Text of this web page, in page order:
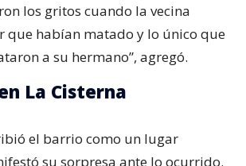
los gritos cuando la vecina
que habían matado y lo único que
a su hermano”, agregó.
La Cisterna
el barrio como un lugar
su sorpresa ante lo ocurrido.